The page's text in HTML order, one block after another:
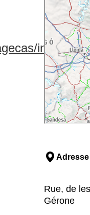
Adresse
Rue, de
Gérone